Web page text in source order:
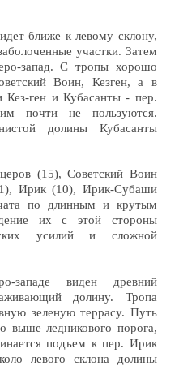
ближе к левому склону,
участки. Затем
запад. С тропы хорошо
Воин, Кезген, а в
ген и Кубасанты - пер.
почти не пользуются.
долины Кубасанты
(15), Советский Воин
Ирик (10), Ирик-Субаши
по длинным и крутым
их с этой стороны
усилий и сложной
западе виден древний
долину. Тропа
зеленую террасу. Путь
выше ледникового порога,
подъем к пер. Ирик
левого склона долины